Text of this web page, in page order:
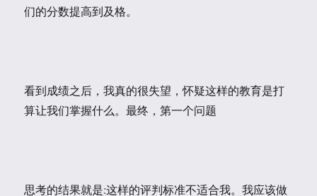
们的分数提高到及格。
看到成绩之后，我真的很失望，怀疑这样的教育是打
算让我们掌握什么。最终，第一个问题
思考的结果就是:这样的评判标准不适合我。我应该做